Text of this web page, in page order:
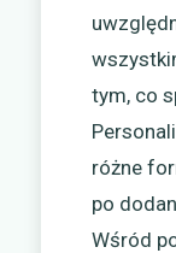
tym, co
różne
po
Wśród